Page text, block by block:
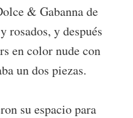
& Gabanna de
rosados, y después
en color nude con
un dos piezas.
su espacio para